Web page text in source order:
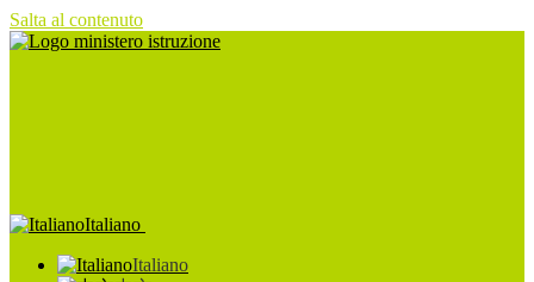
Salta al contenuto
Italiano
Italiano